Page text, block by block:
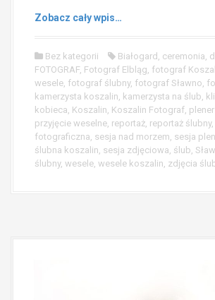
Zobacz cały wpis…
Bez kategorii Białogard , ceremonia,
FOTOGRAF, Fotograf Elbląg, fotograf
wesele, fotograf ślubny, fotograf Sławno,
kamerzysta koszalin, kamerzysta na ślub,
kobieca, Koszalin, Koszalin Fotograf,
przyjęcie weselne, reportaż, reportaż ślubny,
fotograficzna, sesja nad morzem, sesja
ślubna koszalin, sesja zdjęciowa, ślub,
ślubny, wesele, wesele koszalin, zdjęcia